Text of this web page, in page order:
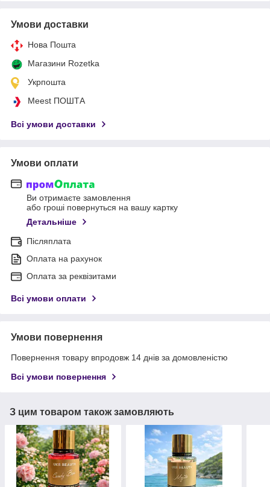
Умови доставки
Нова Пошта
Магазини Rozetka
Укрпошта
Meest ПОШТА
Всі умови доставки
Умови оплати
Ви отримаєте замовлення
або гроші повернуться на вашу картку
Детальніше
Післяплата
Оплата на рахунок
Оплата за реквізитами
Всі умови оплати
Умови повернення
Повернення товару впродовж 14 днів за домовленістю
Всі умови повернення
З цим товаром також замовляють